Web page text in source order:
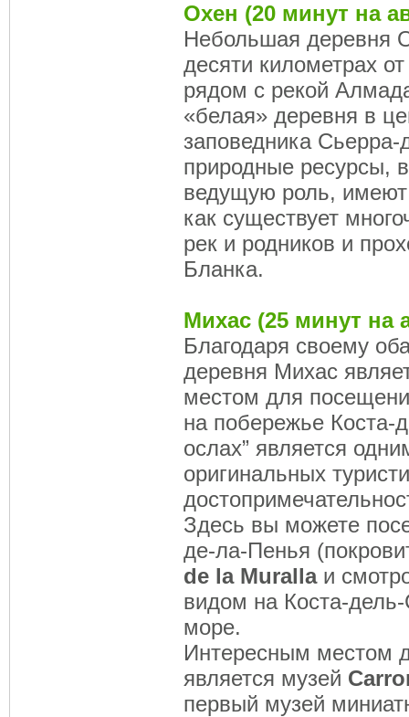
Oxeн (20 минут на
Небольшая деревня
десяти километрах
рядом с рекой
«белая» деревня в
заповедника
природные ресурсы,
ведущую роль,
как существует
рек и родников и
Бланка.
Михас (25 минут на
Благодаря своему
деревня Михас
местом для
на побережье Коста-
ослах” является
оригинальных
Здесь вы можете
де-ла-Пенья
de la Murallaи
видом на Коста-
море.
Интересным местом
является музей
первый музей